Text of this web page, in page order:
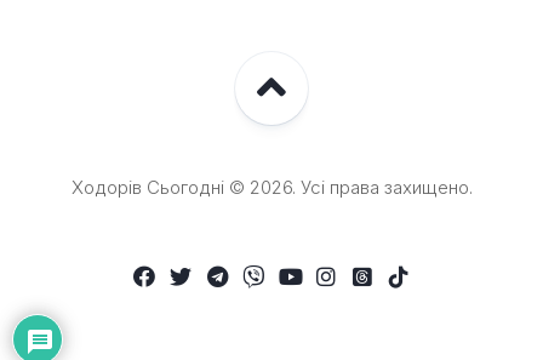
Ходорів Сьогодні © 2026. Усі права захищено.